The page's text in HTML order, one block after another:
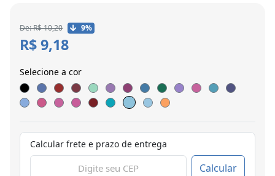
De: R$ 10,20 9%
R$ 9,18
Selecione a cor
Calcular frete e prazo de entrega
Calcular